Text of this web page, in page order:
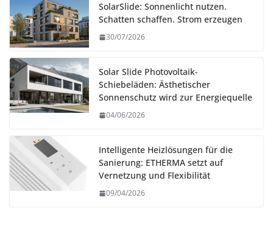
SolarSlide: Sonnenlicht nutzen.
Schatten schaffen. Strom erzeugen
30/07/2026
Solar Slide Photovoltaik-
Schiebeläden: Ästhetischer
Sonnenschutz wird zur Energiequelle
04/06/2026
Intelligente Heizlösungen für die
Sanierung: ETHERMA setzt auf
Vernetzung und Flexibilität
09/04/2026